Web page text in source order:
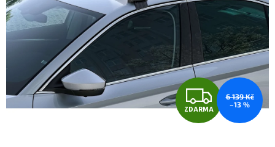
Z
D
ZDARMA
6 139 Kč
–13 %